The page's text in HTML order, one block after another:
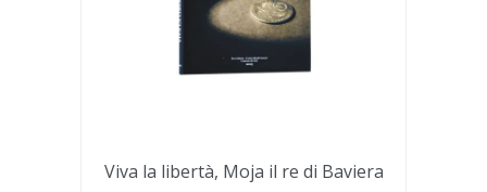
Viva la libertà, Moja il re di Baviera